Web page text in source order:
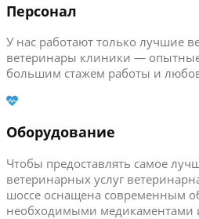
Персонал
У нас работают только лучшие
ветеринары клиники —
большим стажем работы и
Оборудование
Чтобы предоставлять самое
ветеринарных услуг
шоссе оснащена современным
необходимыми медикаментами